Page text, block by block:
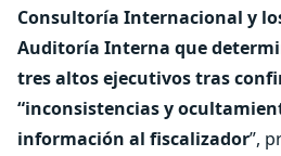
Consultoría Internacional y
Auditoría Interna que
tres altos ejecutivos tras
“inconsistencias y
información al fiscalizador”,